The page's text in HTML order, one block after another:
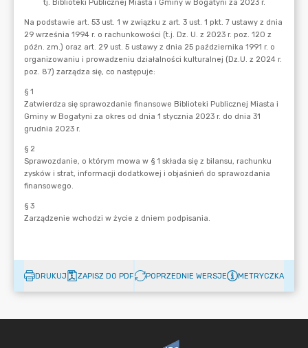
DRUKUJ ZAPISZ DO PDF POPRZEDNIE WERSJE METRYCZKA